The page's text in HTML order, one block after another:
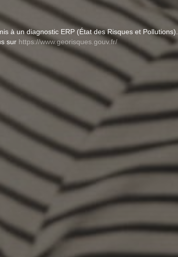
à un diagnostic ERP (État des Risques et
sur https://www.georisques.gouv.fr/